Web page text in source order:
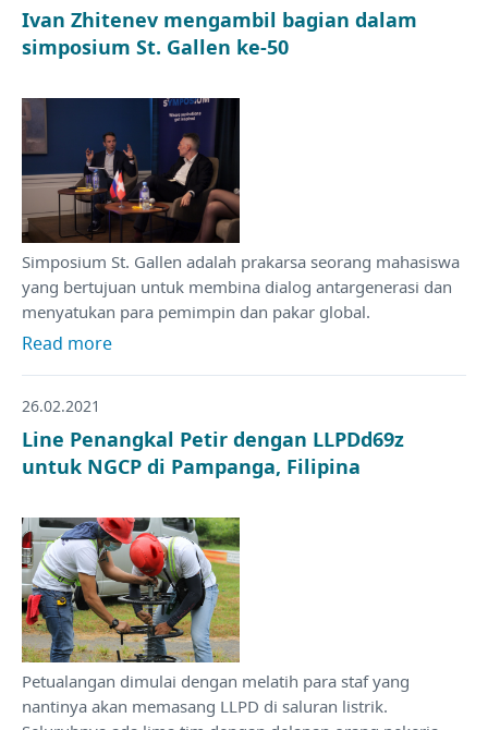
Ivan Zhitenev mengambil bagian dalam
simposium St. Gallen ke-50
Simposium St. Gallen adalah prakarsa seorang mahasiswa
yang bertujuan untuk membina dialog antargenerasi dan
menyatukan para pemimpin dan pakar global.
Read more
26.02.2021
Line Penangkal Petir dengan LLPDd69z
untuk NGCP di Pampanga, Filipina
Petualangan dimulai dengan melatih para staf yang
nantinya akan memasang LLPD di saluran listrik.